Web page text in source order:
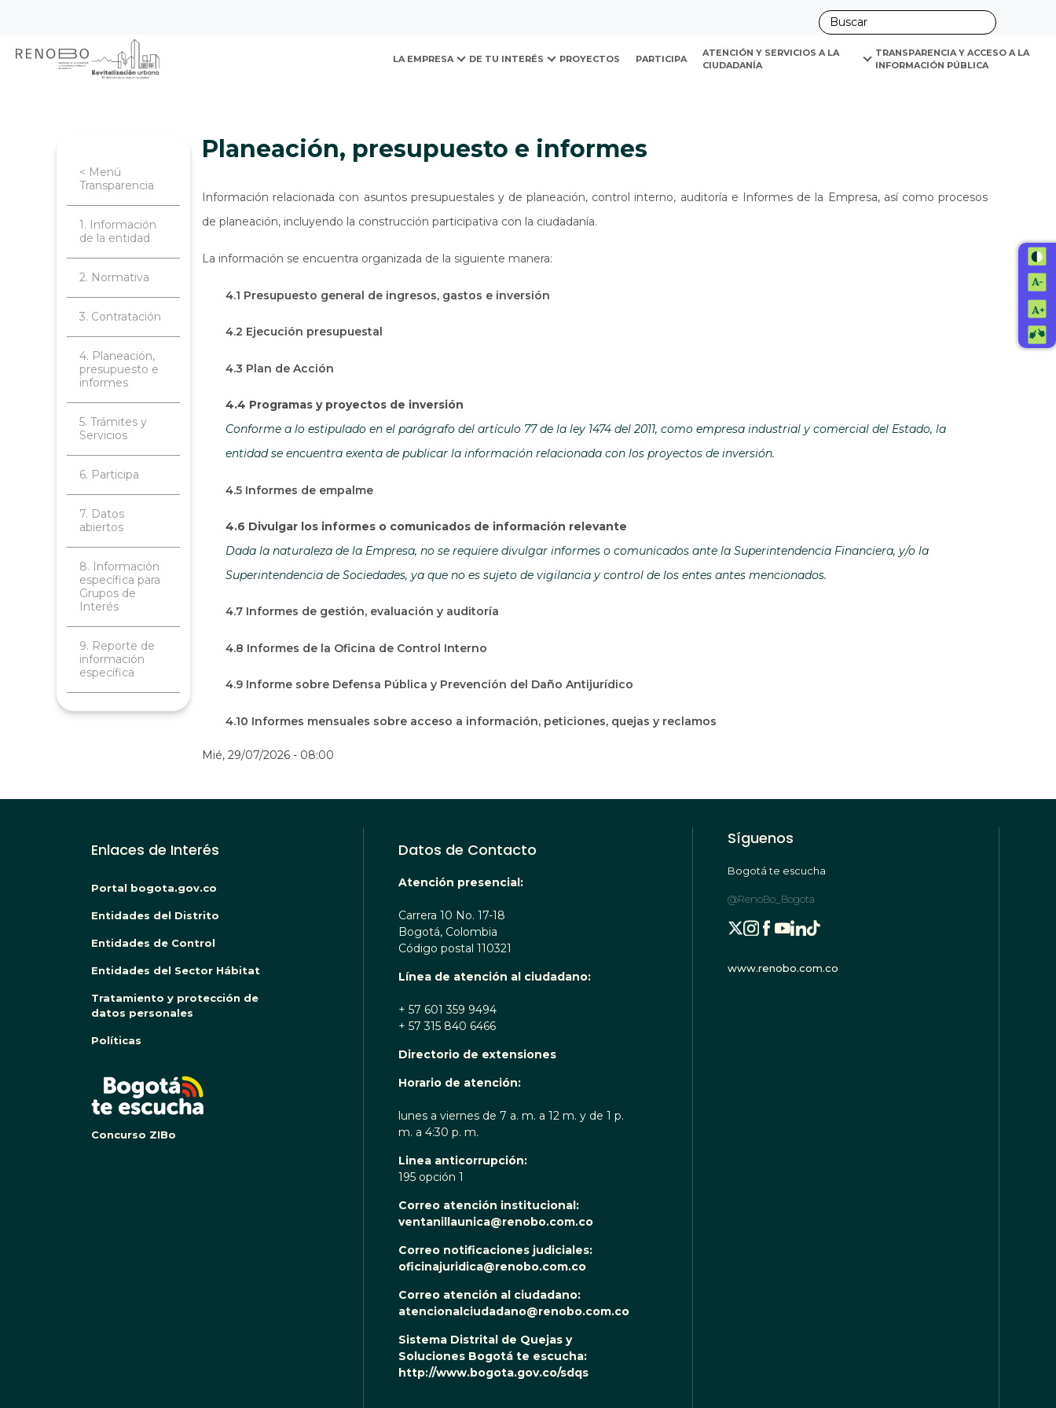
contenido
Sitio Web Empresa de Renovación y Desarrollo Urbano
LA EMPRESA DE TU INTERÉS PROYECTOS PARTICIPA
ATENCIÓN Y SERVICIOS A LA
CIUDADANÍA
TRANSPARENCIA Y ACCESO A LA
INFORMACIÓN PÚBLICA
< Menú
Transparencia
1. Información
de la entidad
2. Normativa
3. Contratación
4. Planeación,
presupuesto e
informes
5. Trámites y
Servicios
6. Participa
7. Datos
abiertos
8. Información
específica para
Grupos de
Interés
9. Reporte de
información
específica
Planeación, presupuesto e informes
Información relacionada con asuntos presupuestales y de planeación, control interno, auditoría e Informes de la Empresa, así como procesos
de planeación, incluyendo la construcción participativa con la ciudadanía.
La información se encuentra organizada de la siguiente manera:
4.1 Presupuesto general de ingresos, gastos e inversión
4.2 Ejecución presupuestal
4.3 Plan de Acción
4.4 Programas y proyectos de inversión
Conforme a lo estipulado en el parágrafo del artículo 77 de la ley 1474 del 2011, como empresa industrial y comercial del Estado, la
entidad se encuentra exenta de publicar la información relacionada con los proyectos de inversión.
4.5 Informes de empalme
4.6 Divulgar los informes o comunicados de información relevante
Dada la naturaleza de la Empresa, no se requiere divulgar informes o comunicados ante la Superintendencia Financiera, y/o la
Superintendencia de Sociedades, ya que no es sujeto de vigilancia y control de los entes antes mencionados.
4.7 Informes de gestión, evaluación y auditoría
4.8 Informes de la Oficina de Control Interno
4.9 Informe sobre Defensa Pública y Prevención del Daño Antijurídico
4.10 Informes mensuales sobre acceso a información, peticiones, quejas y reclamos
Mié, 29/07/2026 - 08:00
Enlaces de Interés
Portal bogota.gov.co
Entidades del Distrito
Entidades de Control
Entidades del Sector Hábitat
Tratamiento y protección de
datos personales
Políticas
Concurso ZIBo
Datos de Contacto
Atención presencial:
Carrera 10 No. 17-18
Bogotá, Colombia
Código postal 110321
Línea de atención al ciudadano:
+ 57 601 359 9494
+ 57 315 840 6466
Directorio de extensiones
Horario de atención:
lunes a viernes de 7 a. m. a 12 m. y de 1 p.
m. a 4:30 p. m.
Linea anticorrupción:
195 opción 1
Correo atención institucional:
ventanillaunica@renobo.com.co
Correo notificaciones judiciales:
oficinajuridica@renobo.com.co
Correo atención al ciudadano:
atencionalciudadano@renobo.com.co
Sistema Distrital de Quejas y
Soluciones Bogotá te escucha:
http://www.bogota.gov.co/sdqs
Síguenos
Bogotá te escucha
@RenoBo_Bogota
www.renobo.com.co